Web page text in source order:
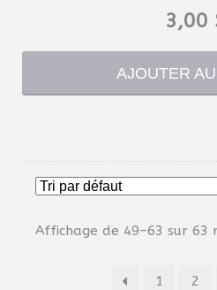
3,00
AJOUTER
Affichage de 49–63 sur 63
1 2